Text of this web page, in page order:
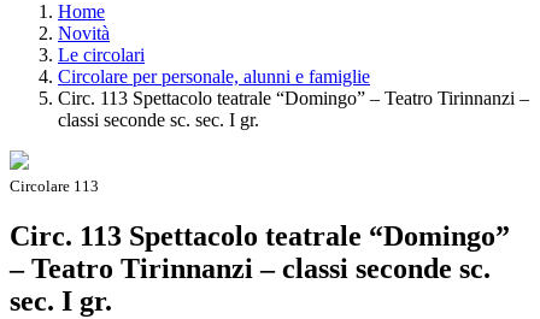
Home
Novità
Le circolari
Circolare per personale, alunni e famiglie
Circ. 113 Spettacolo teatrale “Domingo” – Teatro Tirinnanzi –
classi seconde sc. sec. I gr.
Circolare 113
Circ. 113 Spettacolo teatrale “Domingo”
– Teatro Tirinnanzi – classi seconde sc.
sec. I gr.